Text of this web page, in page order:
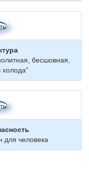
бесшовная,
холода"
для человека